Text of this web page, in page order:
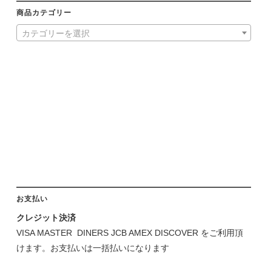
商品カテゴリー
カテゴリーを選択
お支払い
クレジット決済
VISA MASTER DINERS JCB AMEX DISCOVER をご利用頂
けます。お支払いは一括払いになります